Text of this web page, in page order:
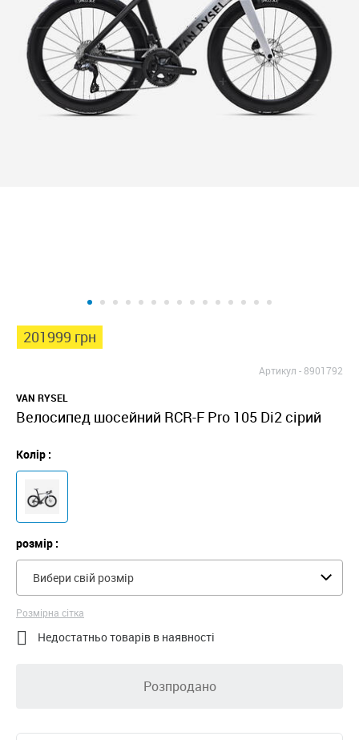
201999 грн
Артикул -8901792
VAN RYSEL
Велосипед шосейний RCR-F Pro 105 Di2 сірий
Колір :
розмір :
Вибери свій розмір
Розмірна сітка
 Недостатньо товарів в наявності
Розпродано